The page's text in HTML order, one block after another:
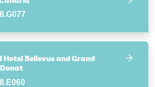
Hotel Bellevue and Grand